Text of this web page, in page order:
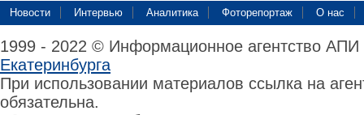
Новости Интервью Аналитика Фоторепортаж О нас
1999 - 2022 © Информационное агентство
Екатеринбурга
При использовании материалов ссылка на
обязательна.